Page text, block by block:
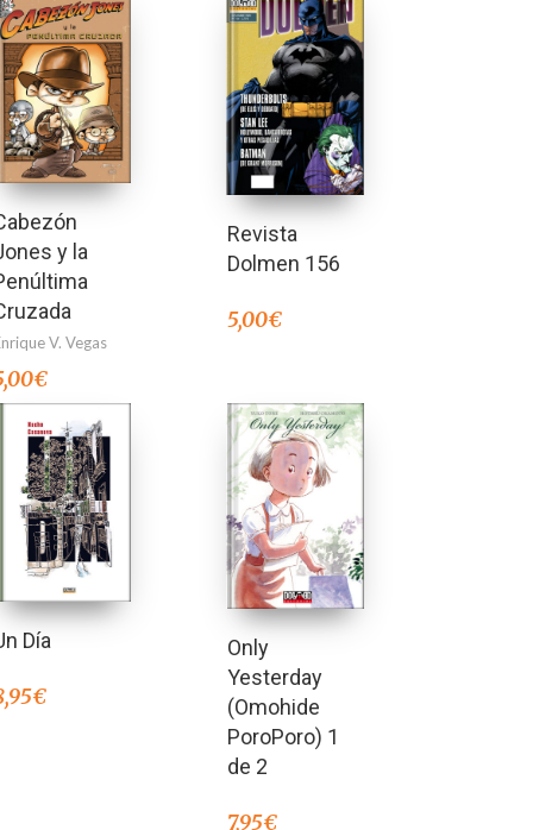
y la
V. Vegas
€
Revista
Dolmen 156
5,00€
Día
€
Only
Yesterday
(Omohide
PoroPoro) 1
de 2
7,95€